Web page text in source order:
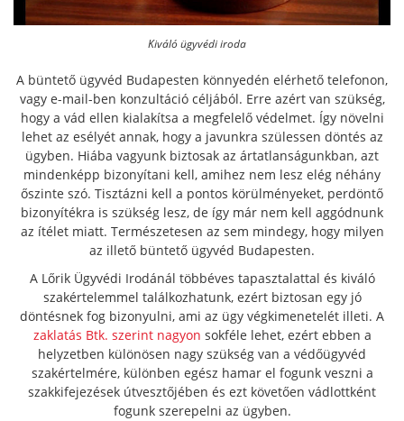
Kiváló ügyvédi iroda
A büntető ügyvéd Budapesten könnyedén elérhető telefonon,
vagy e-mail-ben konzultáció céljából. Erre azért van szükség,
hogy a vád ellen kialakítsa a megfelelő védelmet. Így növelni
lehet az esélyét annak, hogy a javunkra szülessen döntés az
ügyben. Hiába vagyunk biztosak az ártatlanságunkban, azt
mindenképp bizonyítani kell, amihez nem lesz elég néhány
őszinte szó. Tisztázni kell a pontos körülményeket, perdöntő
bizonyítékra is szükség lesz, de így már nem kell aggódnunk
az ítélet miatt. Természetesen az sem mindegy, hogy milyen
az illető büntető ügyvéd Budapesten.
A Lőrik Ügyvédi Irodánál többéves tapasztalattal és kiváló
szakértelemmel találkozhatunk, ezért biztosan egy jó
döntésnek fog bizonyulni, ami az ügy végkimenetelét illeti. A
zaklatás Btk. szerint nagyon sokféle lehet, ezért ebben a
helyzetben különösen nagy szükség van a védőügyvéd
szakértelmére, különben egész hamar el fogunk veszni a
szakkifejezések útvesztőjében és ezt követően vádlottként
fogunk szerepelni az ügyben.